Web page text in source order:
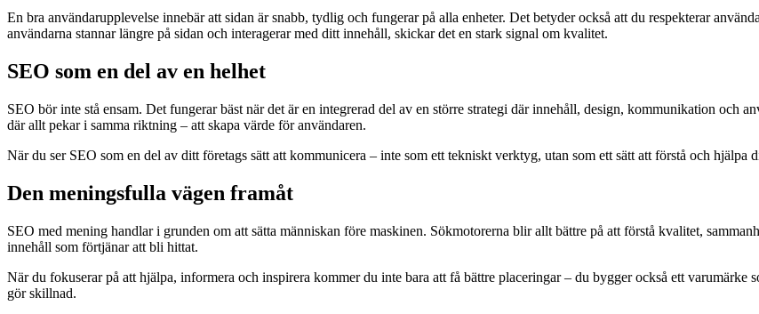
En bra användarupplevelse innebär att sidan är snabb, tydlig och fungerar på alla enheter. Det betyder också att du respekterar
användarna stannar längre på sidan och interagerar med ditt innehåll, skickar det en stark signal om kvalitet.
SEO som en del av en helhet
SEO bör inte stå ensam. Det fungerar bäst när det är en integrerad del av en större strategi där innehåll, design, kommunikation och
där allt pekar i samma riktning – att skapa värde för användaren.
När du ser SEO som en del av ditt företags sätt att kommunicera – inte som ett tekniskt verktyg, utan som ett sätt att förstå och hjälpa
Den meningsfulla vägen framåt
SEO med mening handlar i grunden om att sätta människan före maskinen. Sökmotorerna blir allt bättre på att förstå kvalitet,
innehåll som förtjänar att bli hittat.
När du fokuserar på att hjälpa, informera och inspirera kommer du inte bara att få bättre placeringar – du bygger också ett
gör skillnad.